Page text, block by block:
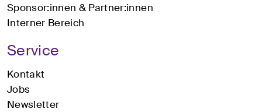
Sponsor:innen & Partner:innen
Interner Bereich
Service
Kontakt
Jobs
Newsletter